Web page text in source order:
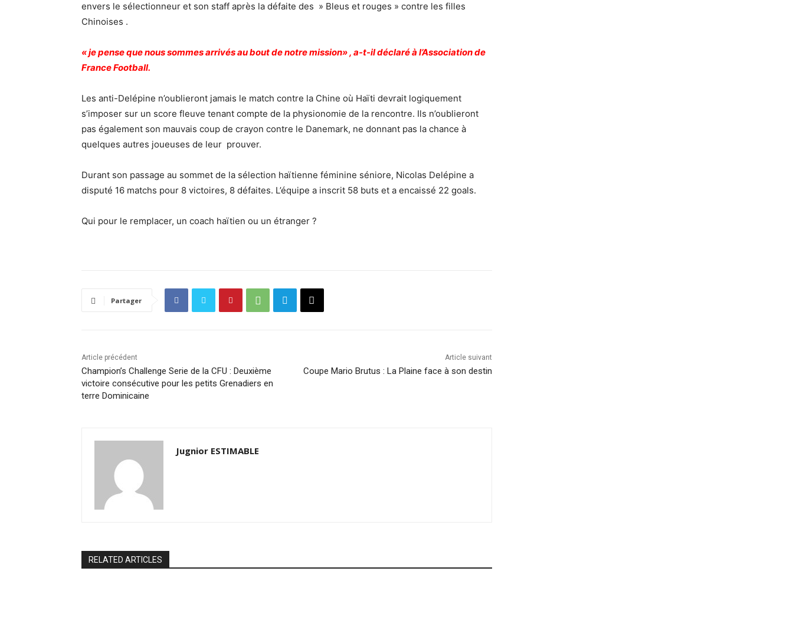
envers le sélectionneur et son staff après la défaite des » Bleus et rouges » contre les filles
Chinoises .
« je pense que nous sommes arrivés au bout de notre mission» , a-t-il déclaré à l’Association de
France Football.
Les anti-Delépine n’oublieront jamais le match contre la Chine où Haïti devrait logiquement
s’imposer sur un score fleuve tenant compte de la physionomie de la rencontre. Ils n’oublieront
pas également son mauvais coup de crayon contre le Danemark, ne donnant pas la chance à
quelques autres joueuses de leur prouver.
Durant son passage au sommet de la sélection haïtienne féminine séniore, Nicolas Delépine a
disputé 16 matchs pour 8 victoires, 8 défaites. L’équipe a inscrit 58 buts et a encaissé 22 goals.
Qui pour le remplacer, un coach haïtien ou un étranger ?
Partager
Article précédent
Champion’s Challenge Serie de la CFU : Deuxième
victoire consécutive pour les petits Grenadiers en
terre Dominicaine
Article suivant
Coupe Mario Brutus : La Plaine face à son destin
Jugnior ESTIMABLE
RELATED ARTICLES